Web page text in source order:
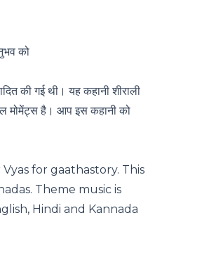
को
की गई थी। यह कहानी शीराली
मोमेंट्स है। आप इस कहानी को
for gaathastory. This
Theme music is
Hindi and Kannada